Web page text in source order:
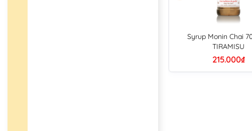
Syrup Monin Chai
TIRAMISU
215.000₫